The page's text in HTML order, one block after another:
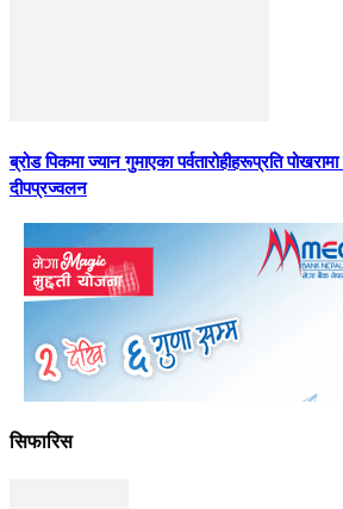
ब्रोड पिकमा ज्यान गुमाएका पर्वतारोहीहरूप्रति
दीपप्रज्वलन
सिफारिस